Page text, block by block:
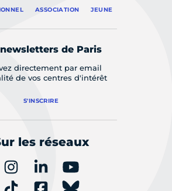
ASSOCIATION JEUNE
de Paris
directement par email
de vos centres d'intérêt
S'INSCRIRE
les réseaux